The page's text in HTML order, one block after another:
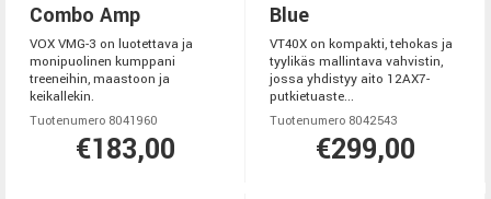
Combo Amp
VOX VMG-3 on luotettava ja
monipuolinen kumppani
treeneihin, maastoon ja
keikallekin.
Tuotenumero 8041960
€183,00
Blue
VT40X on kompakti, tehokas ja
tyylikäs mallintava vahvistin,
jossa yhdistyy aito 12AX7-
putkietuaste...
Tuotenumero 8042543
€299,00